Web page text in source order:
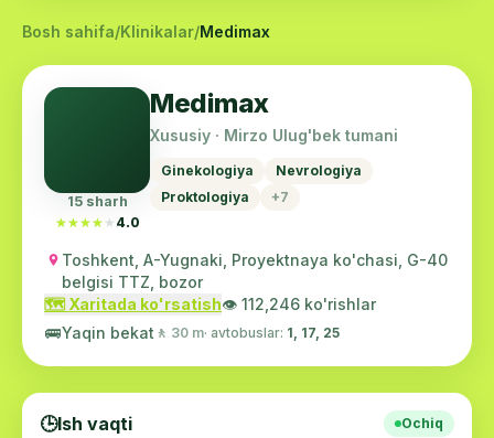
Bosh sahifa/Klinikalar/Medimax
15 sharh
★★★★★
★★★★★ 4.0
Medimax
Xususiy · Mirzo Ulug'bek tumani
Ginekologiya
Nevrologiya
Proktologiya
+7
Toshkent, A-Yugnaki, Proyektnaya ko'chasi, G-40
belgisi TTZ, bozor
🗺️ Xaritada ko'rsatish👁️ 112,246 ko'rishlar
🚌Yaqin bekat 🚶 30 m· avtobuslar: 1, 17, 25
🕒Ish vaqti Ochiq